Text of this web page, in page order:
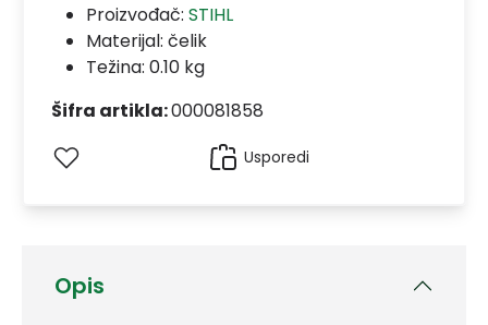
Opis
Proizvođač: STIHL
Materijal: čelik
Težina: 0.10 kg
Šifra artikla:000081858
Usporedi